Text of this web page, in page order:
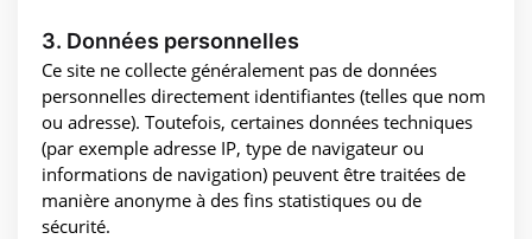
3. Données personnelles
Ce site ne collecte généralement pas de données
personnelles directement identifiantes (telles que nom
ou adresse). Toutefois, certaines données techniques
(par exemple adresse IP, type de navigateur ou
informations de navigation) peuvent être traitées de
manière anonyme à des fins statistiques ou de
sécurité.